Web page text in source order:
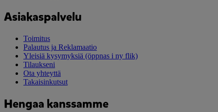
Asiakaspalvelu
Toimitus
Palautus ja Reklamaatio
Yleisiä kysymyksiä (öppnas i ny flik)
Tilaukseni
Ota yhteyttä
Takaisinkutsut
Hengaa kanssamme